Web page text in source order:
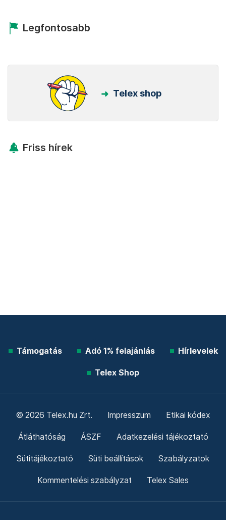
Legfontosabb
Telex shop
Friss hírek
Támogatás Adó 1% felajánlás Hírlevelek
Telex Shop
© 2026 Telex.hu Zrt. Impresszum Etikai kódex
Átláthatóság ÁSZF Adatkezelési tájékoztató
Sütitájékoztató Süti beállítások Szabályzatok
Kommentelési szabályzat Telex Sales